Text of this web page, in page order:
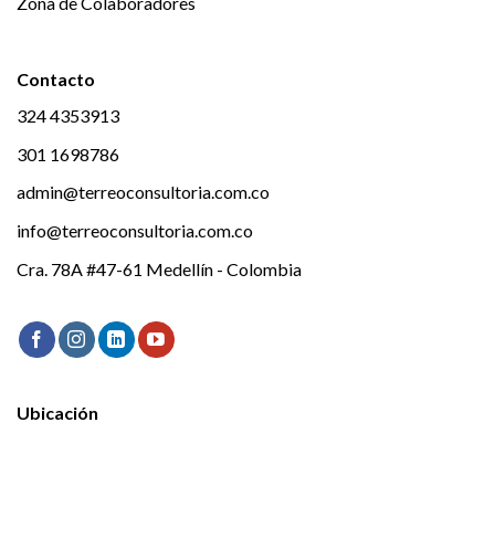
Contacto
324 4353913
301 1698786
admin@terreoconsultoria.com.co
info@terreoconsultoria.com.co
Cra. 78A #47-61 Medellín - Colombia
Ubicación